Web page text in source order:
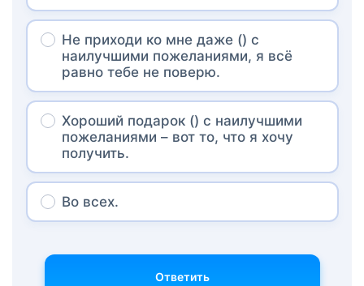
Не приходи ко мне даже () с
наилучшими пожеланиями, я всё
равно тебе не поверю.
Хороший подарок () с наилучшими
пожеланиями – вот то, что я хочу
получить.
Во всех.
Ответить